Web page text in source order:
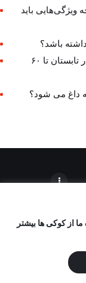
ویژگی‌هایی باید
باشد؟
چرا کابین خودرو در تابستان تا ۶۰
و هرگونه کپی
از کوکی ها بیشتر